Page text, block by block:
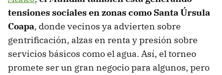
tensiones sociales en zonas como Santa Úrsula
Coapa, donde vecinos ya advierten sobre
gentrificación, alzas en renta y presión sobre
servicios básicos como el agua. Así, el torneo
promete ser un gran negocio para algunos, pero